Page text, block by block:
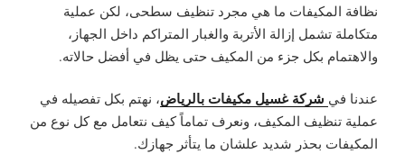
نظافة المكيفات ما هي مجرد تنظيف سطحى، لكن عملية
متكاملة تشمل إزالة الأتربة والغبار المتراكم داخل الجهاز،
والاهتمام بكل جزء من المكيف حتى يظل في أفضل حالاته.
عندنا في شركة غسيل مكيفات بالرياض، نهتم بكل تفصيله في
عملية تنظيف المكيف، ونعرف تماماً كيف نتعامل مع كل نوع من
المكيفات بحذر شديد علشان ما يتأثر جهازك.